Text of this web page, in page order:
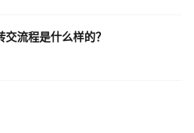
流程是什么样的？